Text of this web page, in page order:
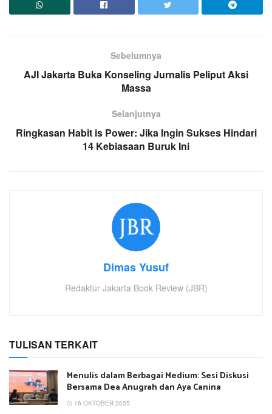
Sebelumnya
AJI Jakarta Buka Konseling Jurnalis Peliput Aksi
Massa
Selanjutnya
Ringkasan Habit is Power: Jika Ingin Sukses Hindari
14 Kebiasaan Buruk Ini
Dimas Yusuf
Redaktur Jakarta Book Review (JBR)
TULISAN TERKAIT
Menulis dalam Berbagai Medium: Sesi Diskusi
Bersama Dea Anugrah dan Aya Canina
16 OKTOBER 2025